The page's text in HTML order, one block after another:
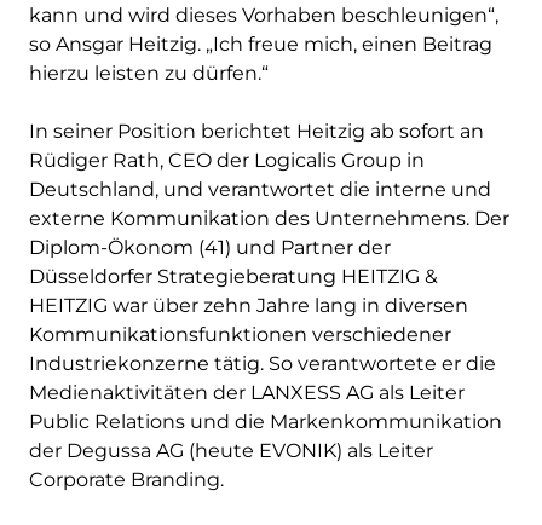
kann und wird dieses Vorhaben beschleunigen“,
so Ansgar Heitzig. „Ich freue mich, einen Beitrag
hierzu leisten zu dürfen.“
In seiner Position berichtet Heitzig ab sofort an
Rüdiger Rath, CEO der Logicalis Group in
Deutschland, und verantwortet die interne und
externe Kommunikation des Unternehmens. Der
Diplom-Ökonom (41) und Partner der
Düsseldorfer Strategieberatung HEITZIG &
HEITZIG war über zehn Jahre lang in diversen
Kommunikationsfunktionen verschiedener
Industriekonzerne tätig. So verantwortete er die
Medienaktivitäten der LANXESS AG als Leiter
Public Relations und die Markenkommunikation
der Degussa AG (heute EVONIK) als Leiter
Corporate Branding.